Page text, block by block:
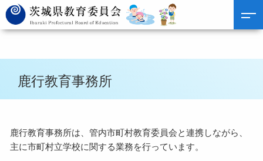
鹿行教育事務所
鹿行教育事務所は、管内市町村教育委員会と連携しながら、
主に市町村立学校に関する業務を行っています。